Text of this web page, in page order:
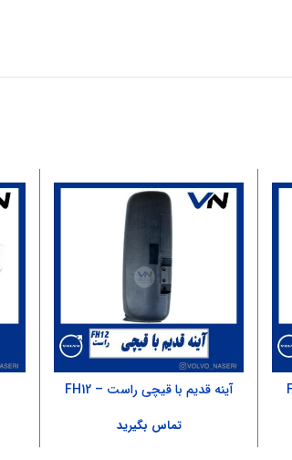
آینه قدیم با قیچی راست – FH12
تماس بگیرید